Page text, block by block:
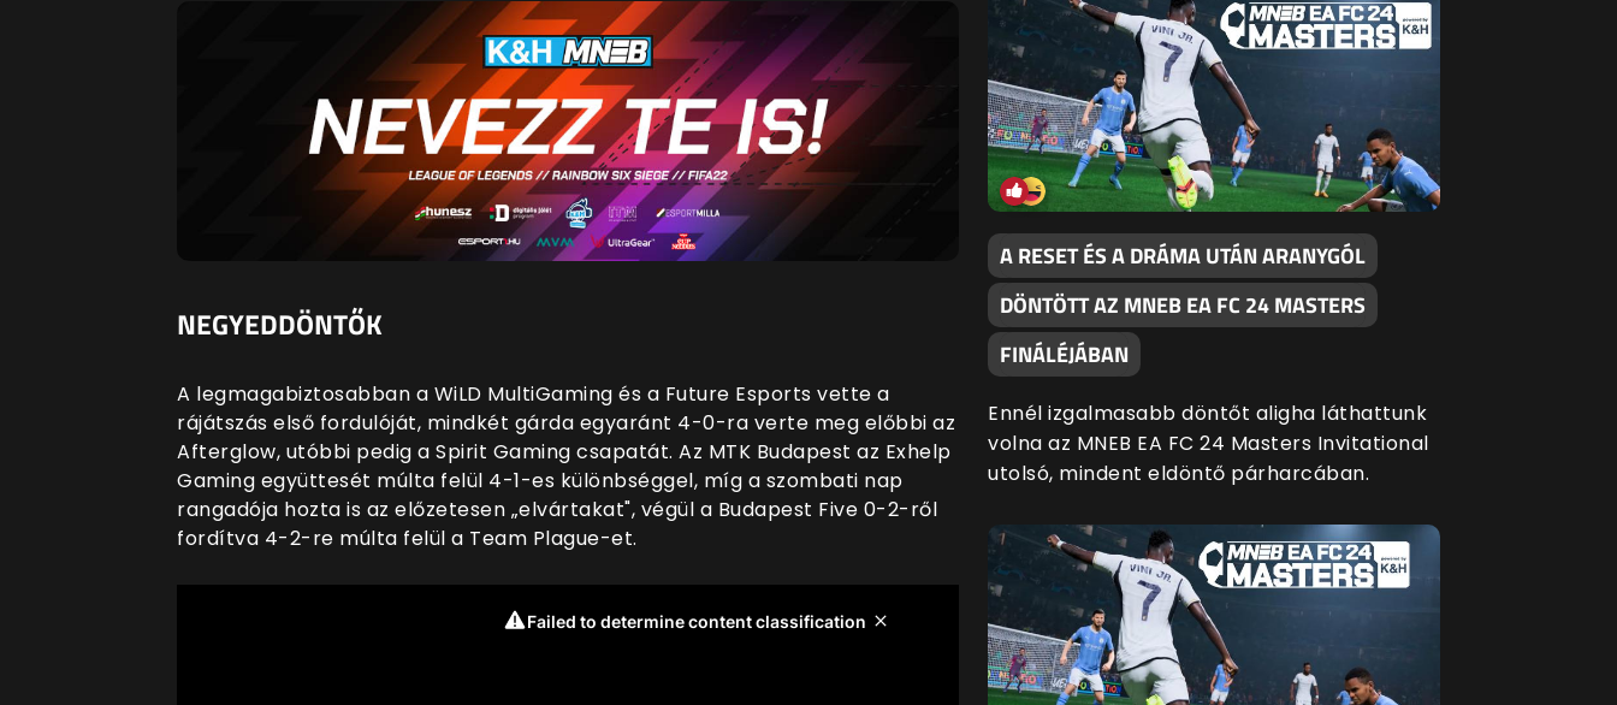
NEGYEDDÖNTŐK
A legmagabiztosabban a WiLD MultiGaming és a Future Esports vette a
rájátszás első fordulóját, mindkét gárda egyaránt 4-0-ra verte meg előbbi az
Afterglow, utóbbi pedig a Spirit Gaming csapatát. Az MTK Budapest az Exhelp
Gaming együttesét múlta felül 4-1-es különbséggel, míg a szombati nap
rangadója hozta is az előzetesen „elvártakat", végül a Budapest Five 0-2-ről
fordítva 4-2-re múlta felül a Team Plague-et.
A RESET ÉS A DRÁMA UTÁN ARANYGÓL
DÖNTÖTT AZ MNEB EA FC 24 MASTERS
FINÁLÉJÁBAN
Ennél izgalmasabb döntőt aligha láthattunk
volna az MNEB EA FC 24 Masters Invitational
utolsó, mindent eldöntő párharcában.